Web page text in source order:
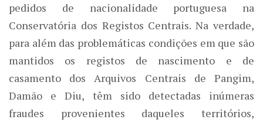
pedidos de nacionalidade portuguesa na
Conservatória dos Registos Centrais. Na verdade,
para além das problemáticas condições em que são
mantidos os registos de nascimento e de
casamento dos Arquivos Centrais de Pangim,
Damão e Diu, têm sido detectadas inúmeras
fraudes provenientes daqueles territórios,